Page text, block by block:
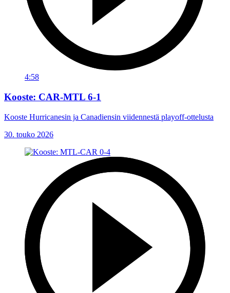
4:58
Kooste: CAR-MTL 6-1
Kooste Hurricanesin ja Canadiensin viidennestä playoff-ottelusta
30. touko 2026